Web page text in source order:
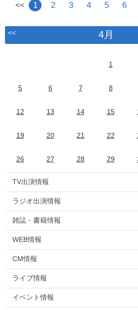
<< 1 2 3 4 5 6
<< 4月
1
5 6 7 8
12 13 14 15
19 20 21 22
26 27 28 29
TV出演情報
ラジオ出演情報
雑誌・書籍情報
WEB情報
CM情報
ライブ情報
イベント情報